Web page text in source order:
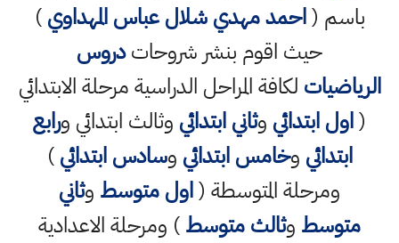
باسم (احمد مهدي شلال عباس المهداوي)
حيث اقوم بنشر شروحاتدروس
الرياضيات لكافة المراحل الدراسية مرحلة الابتدائي
(اول ابتدائي وثاني ابتدائي وثالث ابتدائي ورابع
ابتدائي وخامس ابتدائي وسادس ابتدائي)
ومرحلة المتوسطة (اول متوسط وثاني
متوسط وثالث متوسط) ومرحلة الاعدادية